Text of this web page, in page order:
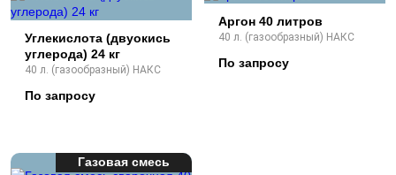
Углекислота (двуокись
углерода) 24 кг
40 л. (газообразный) НАКС
По запросу
Аргон 40 литров
40 л. (газообразный) НАКС
По запросу
Газовая смесь